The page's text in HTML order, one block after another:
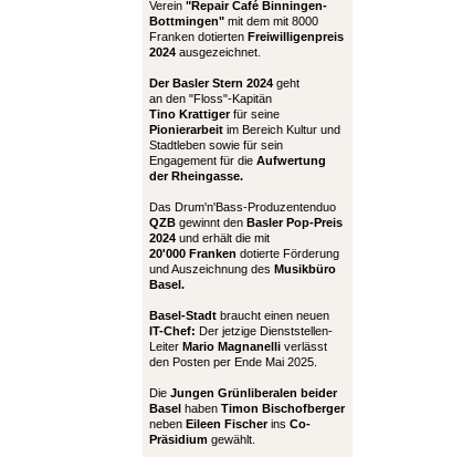
Verein "Repair Café Binningen-
Bottmingen" mit dem mit 8000
Franken dotierten Freiwilligenpreis
2024 ausgezeichnet.
Der Basler Stern 2024 geht
an den "Floss"-Kapitän
Tino Krattigerfür seine
Pionierarbeit im Bereich Kultur und
Stadtleben sowie für sein
Engagement für die Aufwertung
der Rheingasse.
Das Drum'n'Bass-Produzentenduo
QZB gewinnt den Basler Pop-Preis
2024 und erhält die mit
20'000 Franken dotierte Förderung
und Auszeichnung des Musikbüro
Basel.
Basel-Stadt braucht einen neuen
IT-Chef: Der jetzige Dienststellen-
Leiter Mario Magnanelli verlässt
den Posten per Ende Mai 2025.
Die Jungen Grünliberalen beider
Basel haben Timon Bischofberger
neben Eileen Fischerins Co-
Präsidium gewählt.